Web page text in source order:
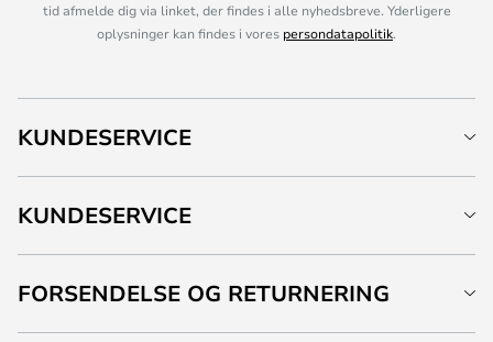
tid afmelde dig via linket, der findes i alle nyhedsbreve. Yderligere
oplysninger kan findes i vores persondatapolitik.
KUNDESERVICE
KUNDESERVICE
FORSENDELSE OG RETURNERING